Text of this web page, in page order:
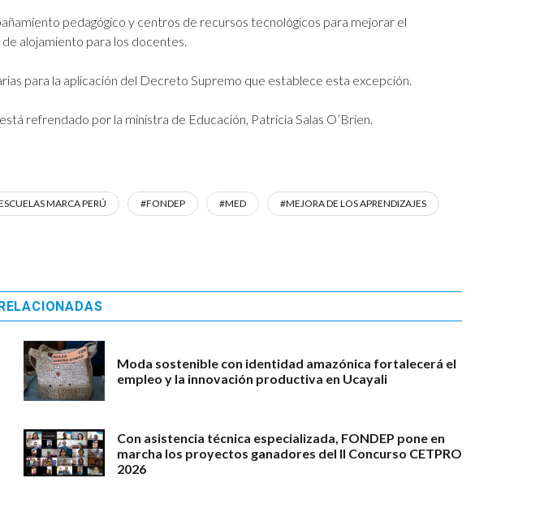
pedagógico y centros de recursos tecnológicos para mejorar el
alojamiento para los docentes.
para la aplicación del Decreto Supremo que establece esta excepción.
refrendado por la ministra de Educación, Patricia Salas O’Brien.
MARCA PERÚ #FONDEP #MED #MEJORA DE LOS APRENDIZAJES
Moda sostenible con identidad amazónica fortalecerá el
empleo y la innovación productiva en Ucayali
Con asistencia técnica especializada, FONDEP pone en
marcha los proyectos ganadores del II Concurso CETPRO
2026